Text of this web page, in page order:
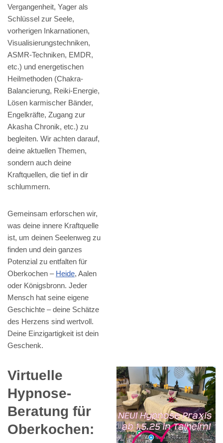
Vergangenheit, Yager als
Schlüssel zur Seele,
vorherigen Inkarnationen,
Visualisierungstechniken,
ASMR-Techniken, EMDR,
etc.) und energetischen
Heilmethoden (Chakra-
Balancierung, Reiki-Energie,
Lösen karmischer Bänder,
Engelkräfte, Zugang zur
Akasha Chronik, etc.) zu
begleiten. Wir achten darauf,
deine aktuellen Themen,
sondern auch deine
Kraftquellen, die tief in dir
schlummern.
Gemeinsam erforschen wir,
was deine innere Kraftquelle
ist, um deinen Seelenweg zu
finden und dein ganzes
Potenzial zu entfalten für
Oberkochen – Heide, Aalen
oder Königsbronn. Jeder
Mensch hat seine eigene
Geschichte – deine Schätze
des Herzens sind wertvoll.
Deine Einzigartigkeit ist dein
Geschenk.
Virtuelle
Hypnose-
Beratung für
Oberkochen: